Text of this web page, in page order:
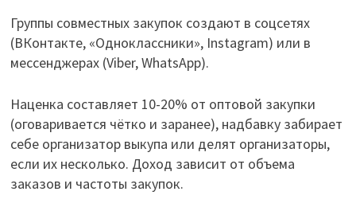
Группы совместных закупок создают в соцсетях
(ВКонтакте, «Одноклассники», Instagram) или в
мессенджерах (Viber, WhatsApp).
Наценка составляет 10-20% от оптовой закупки
(оговаривается чётко и заранее), надбавку забирает
себе организатор выкупа или делят организаторы,
если их несколько. Доход зависит от объема
заказов и частоты закупок.